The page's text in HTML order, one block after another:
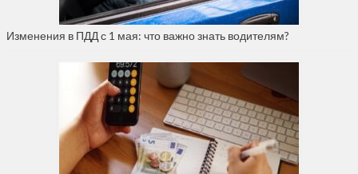
Изменения в ПДД с 1 мая: что важно знать водителям?